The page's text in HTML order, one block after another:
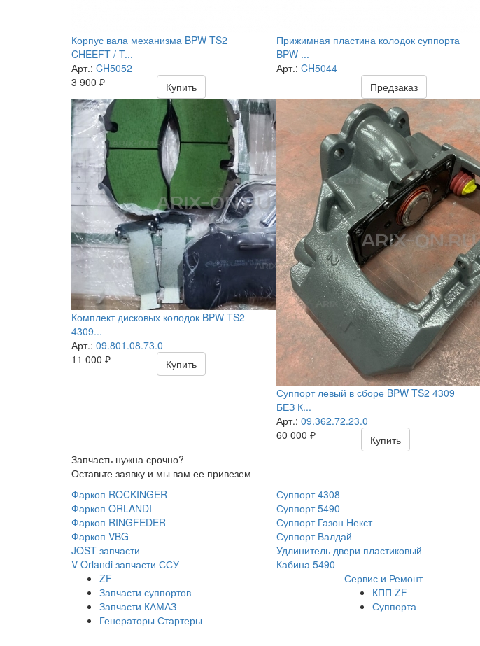
Корпус вала механизма BPW TS2
CHEEFT / T...
Арт.: CH5052
3 900 ₽ Купить
Прижимная пластина колодок суппорта
BPW ...
Арт.: CH5044
Предзаказ
Комплект дисковых колодок BPW TS2
4309...
Арт.: 09.801.08.73.0
11 000 ₽ Купить
Суппорт левый в сборе BPW TS2 4309
БЕЗ К...
Арт.: 09.362.72.23.0
60 000 ₽
Купить
Запчасть нужна срочно?
Оставьте заявку и мы вам ее привезем
Фаркоп ROCKINGER Суппорт 4308
Фаркоп ORLANDI
Суппорт 5490
Фаркоп RINGFEDER
Суппорт Газон Некст
Фаркоп VBG
Суппорт Валдай
JOST запчасти
Удлинитель двери пластиковый
V Orlandi запчасти ССУ
Кабина 5490
ZF
Запчасти суппортов
Запчасти КАМАЗ
Генераторы Стартеры
Сервис и Ремонт
КПП ZF
Суппорта